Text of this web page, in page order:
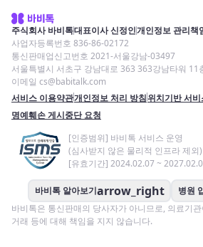
주식회사 바비톡대표이사 신정인개인정보 관리책
사업자등록번호 836-86-02172
통신판매업신고번호 2021-서울강남-03497
서울특별시 서초구 강남대로 363 363강남타워 11
이메일 cs@babitalk.com
서비스 이용약관개인정보 처리 방침위치기반 서
명예훼손 게시중단 요청
[인증범위] 바비톡 서비스 운영
(심사받지 않은 물리적 인프라 제외)
[유효기간] 2024.02.07 ~
바비톡 알아보기arrow_right 병원
바비톡은 통신판매의 당사자가 아니므로, 의료기
거래 등에 대해 책임을 지지 않습니다.